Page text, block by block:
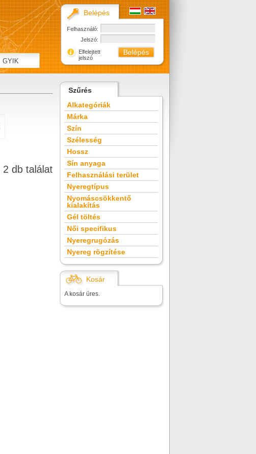
2 db találat
Szűrés
Alkategóriák
Márka
Szín
Szélesség
Hossz
Sín anyaga
Felhasználási terület
Nyeregtípus
Nyomáscsökkentő
kialakítás
Gél töltés
Női specifikus
Nyeregrugózás
Nyereg rögzítése
Kosár
A kosár üres.
Belépés
Felhasználó:
Jelszó:
Elfelejtett
jelszó
GYIK